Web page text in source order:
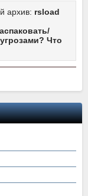
архив: rsload
Что